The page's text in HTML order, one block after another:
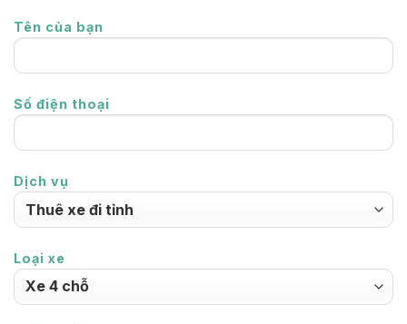
Tên của bạn
Số điện thoại
Dịch vụ
Loại xe